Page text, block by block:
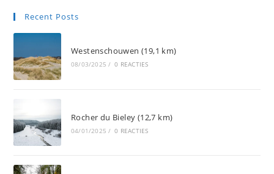
Recent Posts
Westenschouwen (19,1 km)
08/03/2025 / 0 REACTIES
Rocher du Bieley (12,7 km)
04/01/2025 / 0 REACTIES